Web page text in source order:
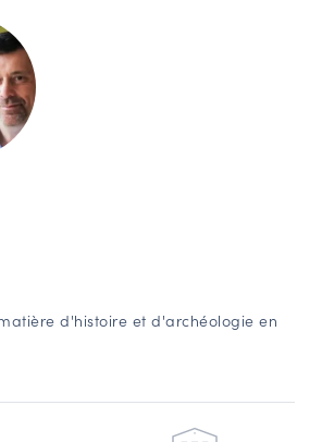
d'histoire et d'archéologie en